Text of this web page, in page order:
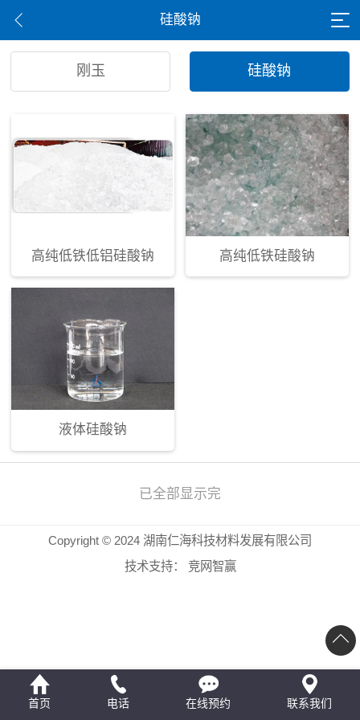
硅酸钠
刚玉 硅酸钠
高纯低铁低铝硅酸钠 高纯低铁硅酸钠
液体硅酸钠
已全部显示完
首页 电话 在线预约 联系我们
Copyright © 2024 湖南仁海科技材料发展有限公司
技术支持：
竞网智赢